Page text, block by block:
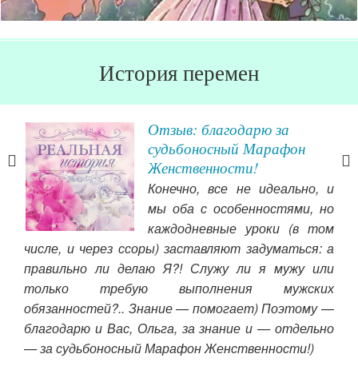
История перемен
Отзыв: благодарю за
судьбоносный Марафон
Женственности!
Конечно, все не идеально, и
мы оба с особенностями, но
каждодневные уроки (в том
числе, и через ссоры) заставляют задуматься: а
правильно ли делаю Я?! Служу ли я мужу или
только требую выполнения мужских
обязанностей?.. Знание — помогает) Поэтому —
благодарю и Вас, Ольга, за знание и — отдельно
— за судьбоносный Марафон Женственности!)